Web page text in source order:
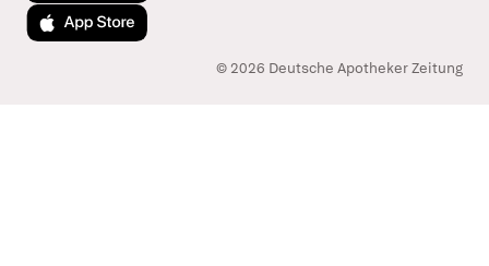
Laden im App Store
© 2026 Deutsche Apotheker Zeitung